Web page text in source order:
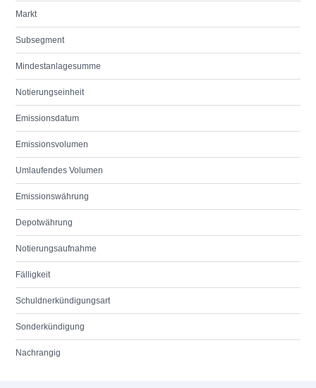
Markt
Subsegment
Mindestanlagesumme
Notierungseinheit
Emissionsdatum
Emissionsvolumen
Umlaufendes Volumen
Emissionswährung
Depotwährung
Notierungsaufnahme
Fälligkeit
Schuldnerkündigungsart
Sonderkündigung
Nachrangig